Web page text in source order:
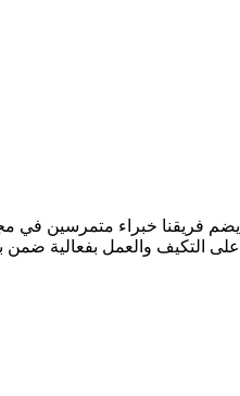
يضم فريقنا خبراء متمرسين في
على التكيف والعمل بفعالية ضمن